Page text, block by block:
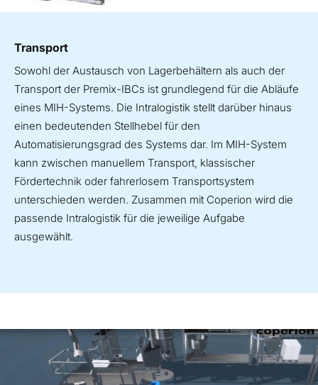
Transport
Sowohl der Austausch von Lagerbehältern als auch der
Transport der Premix-IBCs ist grundlegend für die Abläufe
eines MIH-Systems. Die Intralogistik stellt darüber hinaus
einen bedeutenden Stellhebel für den
Automatisierungsgrad des Systems dar. Im MIH-System
kann zwischen manuellem Transport, klassischer
Fördertechnik oder fahrerlosem Transportsystem
unterschieden werden. Zusammen mit Coperion wird die
passende Intralogistik für die jeweilige Aufgabe
ausgewählt.